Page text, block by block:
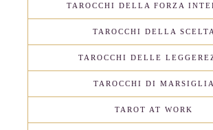
TAROCCHI DELLA FORZA
TAROCCHI DELLA SCELTA
TAROCCHI DELLE
TAROCCHI DI MARSIGLIA
TAROT AT WORK